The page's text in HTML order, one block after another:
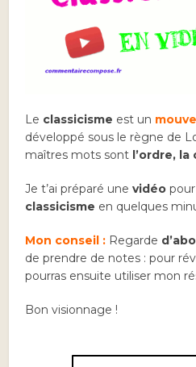
Le classicisme est un
développé sous le règne de
maîtres mots sont l’ordre,
Je t’ai préparé unevidéo
classicisme en quelques
Mon conseil : Regarde
de prendre de notes : pour
pourras ensuite utiliser mon
Bon visionnage !